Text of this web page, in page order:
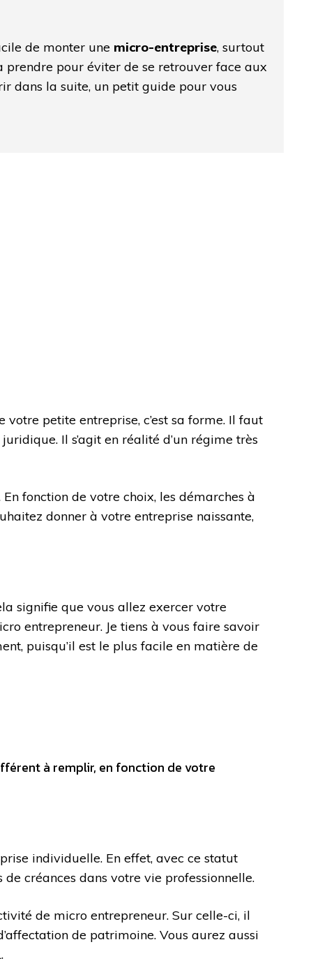
de monter une micro-entreprise, surtout
prendre pour éviter de se retrouver face aux
dans la suite, un petit guide pour vous
petite entreprise, c’est sa forme. Il faut
Il s’agit en réalité d’un régime très
fonction de votre choix, les démarches à
donner à votre entreprise naissante,
signifie que vous allez exercer votre
entrepreneur. Je tiens à vous faire savoir
puisqu’il est le plus facile en matière de
à remplir, en fonction de votre
individuelle. En effet, avec ce statut
créances dans votre vie professionnelle.
de micro entrepreneur. Sur celle-ci, il
de patrimoine. Vous aurez aussi